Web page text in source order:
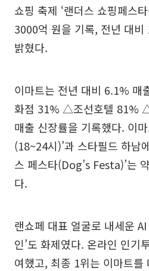
쇼핑 축제 ‘랜더스 쇼핑페스
3000억 원을 기록, 전년 대
밝혔다.
이마트는 전년 대비 6.1%
화점 31% △조선호텔 81%
매출 신장률을 기록했다. 이
(18~24시)’과 스타필드 하남
스 페스타(Dog’s Festa)’는
다.
랜쇼페 대표 얼굴로 내세운
인’도 화제였다. 온라인 인기
여했고, 최종 1위는 이마트를